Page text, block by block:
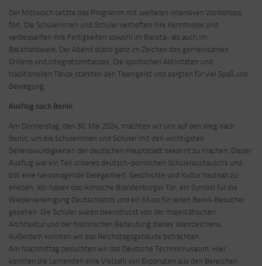
Der Mittwoch setzte das Programm mit weiteren intensiven Workshops
fort. Die Schülerinnen und Schüler vertieften ihre Kenntnisse und
verbesserten ihre Fertigkeiten sowohl im Barista- als auch im
Backhandwerk. Der Abend stand ganz im Zeichen des gemeinsamen
Grillens und Integrationstanzes. Die sportlichen Aktivitäten und
traditionellen Tänze stärkten den Teamgeist und sorgten für viel Spaß und
Bewegung.
Ausflug nach Berlin
Am Donnerstag, den 30. Mai 2024, machten wir uns auf den Weg nach
Berlin, um die Schülerinnen und Schüler mit den wichtigsten
Sehenswürdigkeiten der deutschen Hauptstadt bekannt zu machen. Dieser
Ausflug war ein Teil unseres deutsch-polnischen Schüleraustauschs und
bot eine hervorragende Gelegenheit, Geschichte und Kultur hautnah zu
erleben. Wir haben das ikonische Brandenburger Tor, ein Symbol für die
Wiedervereinigung Deutschlands und ein Muss für jeden Berlin-Besucher
gesehen. Die Schüler waren beeindruckt von der majestätischen
Architektur und der historischen Bedeutung dieses Wahrzeichens.
Außerdem konnten wir das Reichstagsgebäude betrachten.
Am Nachmittag besuchten wir das Deutsche Technikmuseum. Hier
konnten die Lernenden eine Vielzahl von Exponaten aus den Bereichen